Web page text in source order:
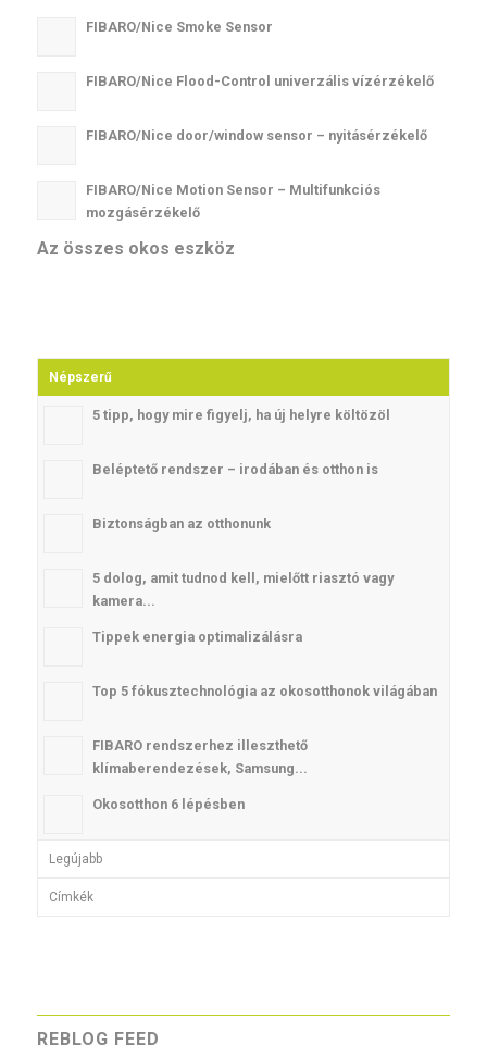
FIBARO/Nice Smoke Sensor
FIBARO/Nice Flood-Control univerzális vízérzékelő
FIBARO/Nice door/window sensor – nyitásérzékelő
FIBARO/Nice Motion Sensor – Multifunkciós
mozgásérzékelő
Az összes okos eszköz
Népszerű
5 tipp, hogy mire figyelj, ha új helyre költözöl
Beléptető rendszer – irodában és otthon is
Biztonságban az otthonunk
5 dolog, amit tudnod kell, mielőtt riasztó vagy
kamera...
Tippek energia optimalizálásra
Top 5 fókusztechnológia az okosotthonok világában
FIBARO rendszerhez illeszthető
klímaberendezések, Samsung...
Okosotthon 6 lépésben
Legújabb
Címkék
REBLOG FEED